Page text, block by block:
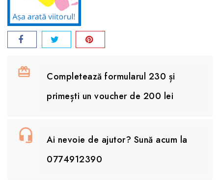
Completează formularul 230 și
primești un voucher de 200 lei
Ai nevoie de ajutor? Sună acum la
0774912390